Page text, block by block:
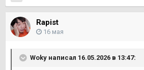
Rapist
16 мая
Woky написал 16.05.2026 в 13:47: